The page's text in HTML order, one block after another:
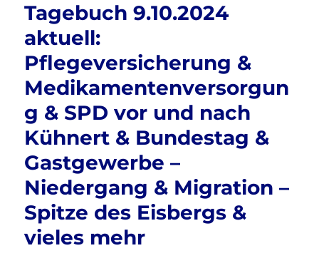
Tagebuch 9.10.2024
aktuell:
Pflegeversicherung &
Medikamentenversorgun
g & SPD vor und nach
Kühnert & Bundestag &
Gastgewerbe –
Niedergang & Migration –
Spitze des Eisbergs &
vieles mehr